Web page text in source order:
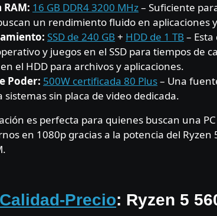
16 GB DDR4 3200 MHz– Suficiente
un rendimiento fluido en aplicaciones
SSD de 240 GB + HDD de 1 TB –
y juegos en el SSD para tiempos de
el HDD para archivos y aplicaciones.
Poder: 500W certificada 80 Plus– Una
sistemas sin placa de video dedicada.
es perfecta para quienes buscan una
en 1080p gracias a la potencia del
Precio: Ryzen 5